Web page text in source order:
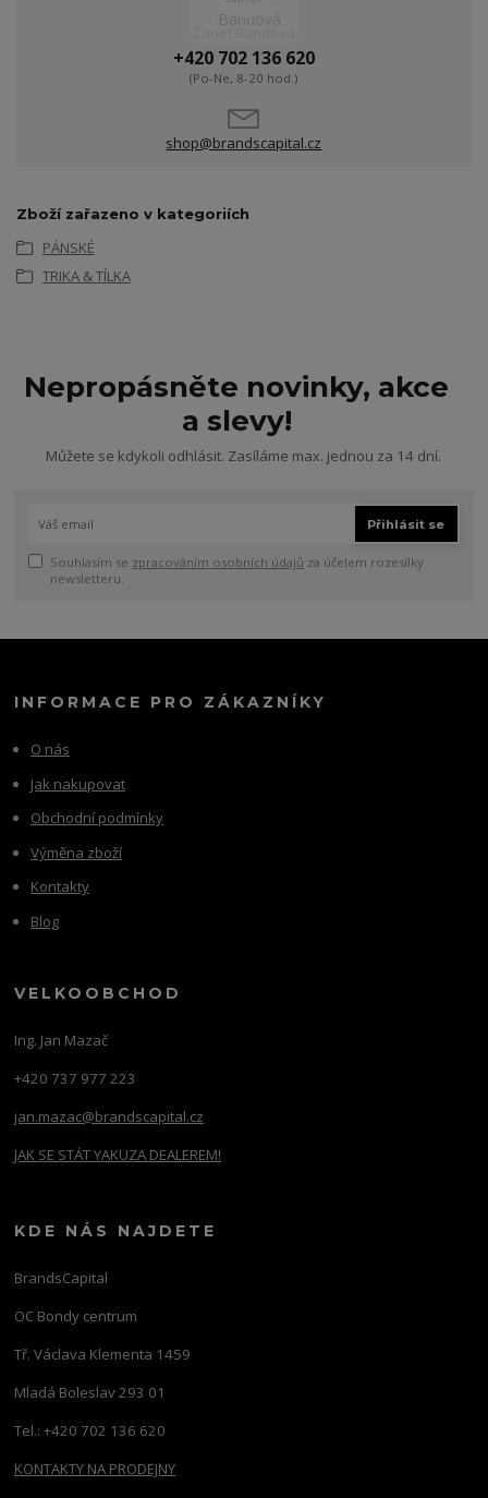
+420 702 136 620
(Po-Ne, 8-20 hod.)
shop@brandscapital.cz
Zboží zařazeno v kategoriích
PÁNSKÉ
TRIKA & TÍLKA
Nepropásněte novinky, akce
a slevy!
Můžete se kdykoli odhlásit. Zasíláme max. jednou za 14 dní.
Přihlásit se
Souhlasím se zpracováním osobních údajů za účelem rozesílky
newsletteru.
INFORMACE PRO ZÁKAZNÍKY
O nás
Jak nakupovat
Obchodní podmínky
Výměna zboží
Kontakty
Blog
VELKOOBCHOD
Ing. Jan Mazač
+420 737 977 223
jan.mazac@brandscapital.cz
JAK SE STÁT YAKUZA DEALEREM!
KDE NÁS NAJDETE
BrandsCapital
OC Bondy centrum
Tř. Václava Klementa 1459
Mladá Boleslav 293 01
Tel.: +420 702 136 620
KONTAKTY NA PRODEJNY